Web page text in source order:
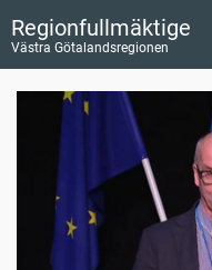
Regionfullmäktige
Västra Götalandsregionen